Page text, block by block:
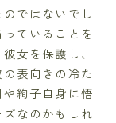
ではないでし
ていることを
女を保護し、
表向きの冷た
絢子自身に悟
なのかもしれ